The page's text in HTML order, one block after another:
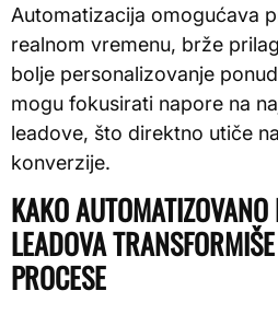
Automatizacija omogućava
realnom vremenu, brže
bolje personalizovanje
mogu fokusirati napore na
leadove, što direktno utiče
konverzije.
KAKO
LEADOVA
PROCESE